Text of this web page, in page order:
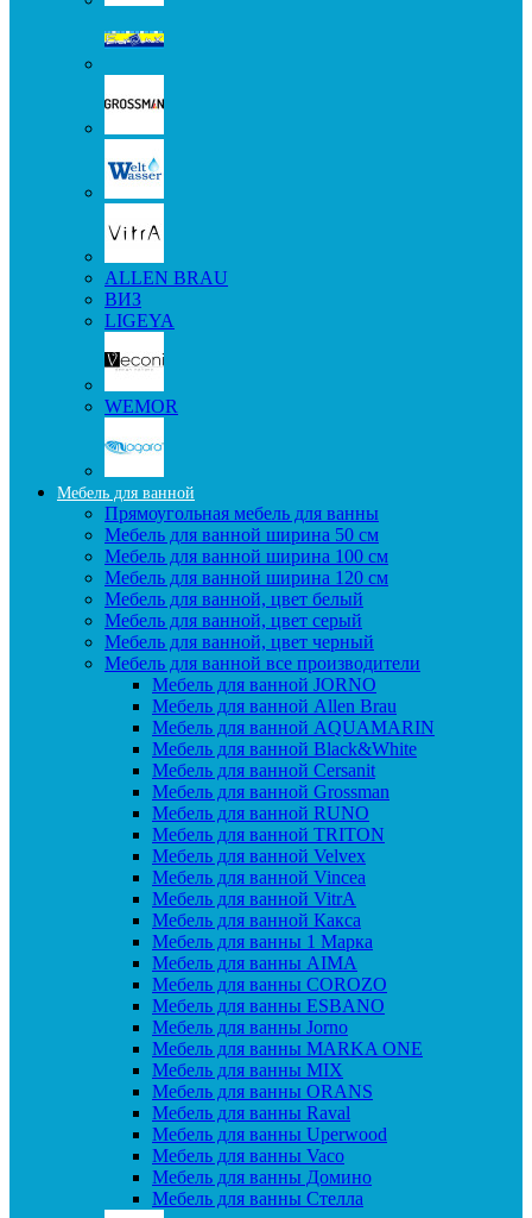
ALLEN BRAU
ВИЗ
LIGEYA
WEMOR
Мебель для ванной
Прямоугольная мебель для ванны
Мебель для ванной ширина 50 см
Мебель для ванной ширина 100 см
Мебель для ванной ширина 120 см
Мебель для ванной, цвет белый
Мебель для ванной, цвет серый
Мебель для ванной, цвет черный
Мебель для ванной все производители
Мебель для ванной JORNO
Мебель для ванной Allen Brau
Мебель для ванной AQUAMARIN
Мебель для ванной Black&White
Мебель для ванной Cersanit
Мебель для ванной Grossman
Мебель для ванной RUNO
Мебель для ванной TRITON
Мебель для ванной Velvex
Мебель для ванной Vincea
Мебель для ванной VitrA
Мебель для ванной Какса
Мебель для ванны 1 Марка
Мебель для ванны AIMA
Мебель для ванны COROZO
Мебель для ванны ESBANO
Мебель для ванны Jorno
Мебель для ванны MARKA ONE
Мебель для ванны MIX
Мебель для ванны ORANS
Мебель для ванны Raval
Мебель для ванны Uperwood
Мебель для ванны Vaco
Мебель для ванны Домино
Мебель для ванны Стелла